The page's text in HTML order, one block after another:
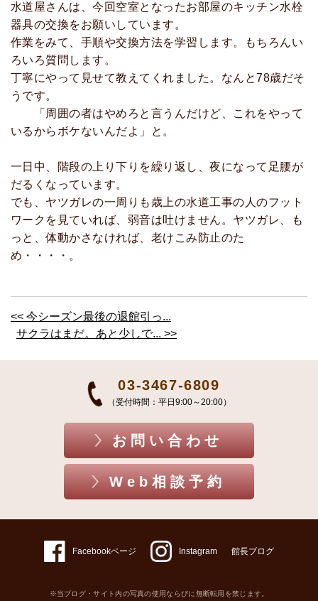
水道屋さんは、今回空室となったお部屋のキッチン水栓
器具の交換をお願いしています。
作業をみて、手順や交換方法を学習します。もちろんい
ろいろ質問します。
丁寧にやって見せて教えてくれました。なんと78歳だそ
うです。
「周囲の者はやめろと言うんだけど、これをやって
いるからボケないんだよ」と。
一日中、階段の上り下りを繰り返し、夜になって足腰が
だるくなっています。
でも、ヤツガレの一周りも歳上の水道工事の人のフット
ワークを見ていれば、弱音は吐けません。ヤツガレ、も
っと、体動かさなければ、老けこみ防止のた
め・・・・。
<< 今シーズン最後の退館引っ...
サクラはまだ。あと少しで... >>
03-3467-6809
（受付時間：平日9:00～20:00）
お問い合わせ
Web相談予約
Facebookページ Instagram 館長ブログ
※当ブログ・サイト内の写真の使用ならびに無断転用を禁じます。